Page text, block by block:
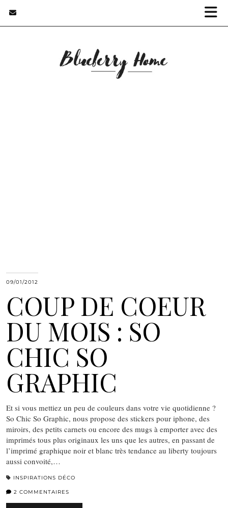
09/01/2012
COUP DE COEUR
DU MOIS : SO
CHIC SO
GRAPHIC
Et si vous mettiez un peu de couleurs dans votre vie quotidienne ?
So Chic So Graphic, nous propose des stickers pour iphone, des
miroirs, des petits carnets ou encore des mugs à emporter avec des
imprimés tous plus originaux les uns que les autres, en passant de
l’imprimé graphique noir et blanc très tendance au liberty toujours
aussi convoité,…
INSPIRATIONS DÉCO
2 COMMENTAIRES